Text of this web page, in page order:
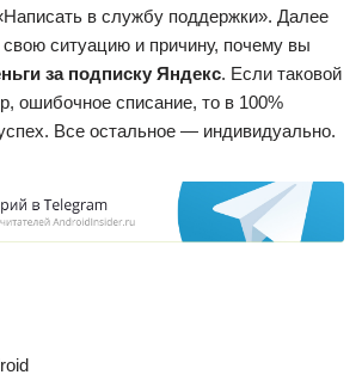
в службу поддержки». Далее
ситуацию и причину, почему вы
за подписку Яндекс. Если таковой
ошибочное списание, то в 100%
Все остальное — индивидуально.